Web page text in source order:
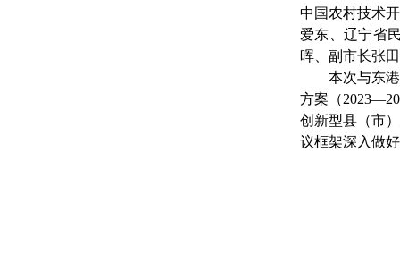
中国农村技术
爱东 、辽宁省
晖、 副市长张
本次与东
方案（
创新型县（市
议框架深入做